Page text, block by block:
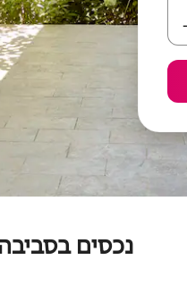
נכסים